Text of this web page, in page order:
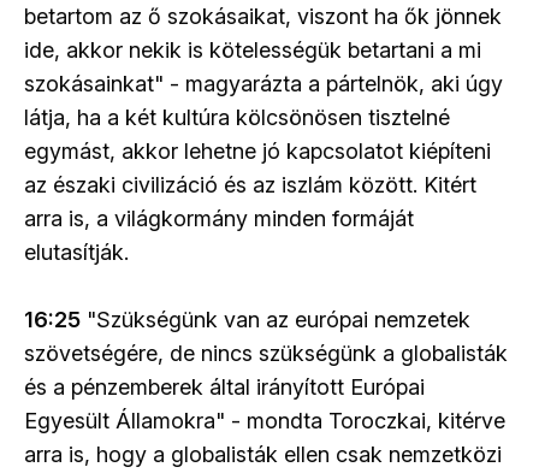
betartom az ő szokásaikat, viszont ha ők jönnek
ide, akkor nekik is kötelességük betartani a mi
szokásainkat" - magyarázta a pártelnök, aki úgy
látja, ha a két kultúra kölcsönösen tisztelné
egymást, akkor lehetne jó kapcsolatot kiépíteni
az északi civilizáció és az iszlám között. Kitért
arra is, a világkormány minden formáját
elutasítják.
16:25 "Szükségünk van az európai nemzetek
szövetségére, de nincs szükségünk a globalisták
és a pénzemberek által irányított Európai
Egyesült Államokra" - mondta Toroczkai, kitérve
arra is, hogy a globalisták ellen csak nemzetközi